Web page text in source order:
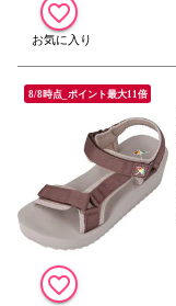
8/8時点_ポイント最大11倍